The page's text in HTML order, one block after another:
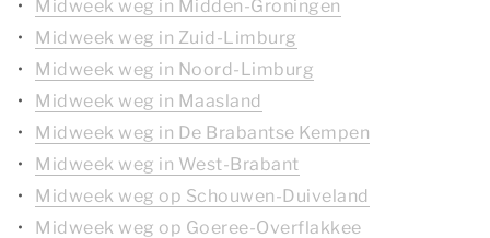
Midweek weg in Midden-Groningen
Midweek weg in Zuid-Limburg
Midweek weg in Noord-Limburg
Midweek weg in Maasland
Midweek weg in De Brabantse Kempen
Midweek weg in West-Brabant
Midweek weg op Schouwen-Duiveland
Midweek weg op Goeree-Overflakkee